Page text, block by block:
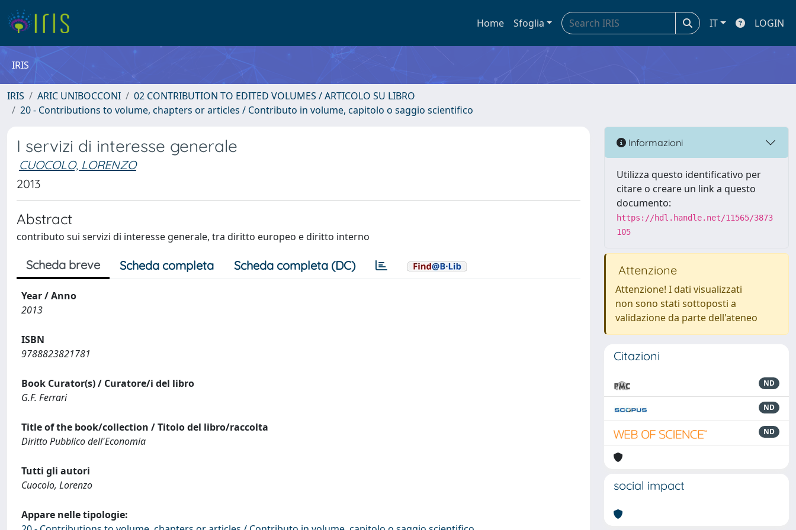
Home Sfoglia IT LOGIN
IRIS
IRIS ARIC UNIBOCCONI
02 CONTRIBUTION TO EDITED VOLUMES / ARTICOLO SU LIBRO
20 - Contributions to volume, chapters or articles / Contributo in volume, capitolo o saggio scientifico
I servizi di interesse generale
CUOCOLO, LORENZO
2013
Abstract
contributo sui servizi di interesse generale, tra diritto europeo e diritto interno
Scheda breve Scheda completa Scheda completa (DC)
Year / Anno
2013
ISBN
9788823821781
Book Curator(s) / Curatore/i del libro
G.F. Ferrari
Title of the book/collection / Titolo del libro/raccolta
Diritto Pubblico dell'Economia
Tutti gli autori
Cuocolo, Lorenzo
Appare nelle tipologie:
Informazioni
Utilizza questo identificativo per
citare o creare un link a questo
documento:
https://hdl.handle.net/11565/3873
105
Attenzione
Attenzione! I dati visualizzati
non sono stati sottoposti a
validazione da parte dell'ateneo
Citazioni
ND
ND
ND
social impact